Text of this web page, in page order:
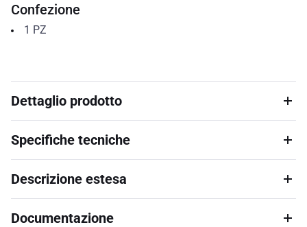
Confezione
1 PZ
Dettaglio prodotto
Specifiche tecniche
Descrizione estesa
Documentazione